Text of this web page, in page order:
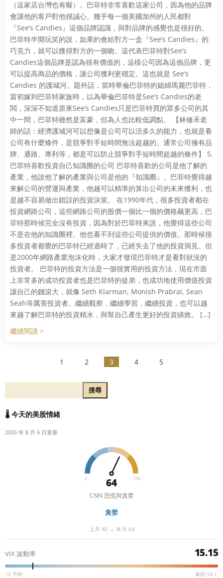
（這家店台灣也有喔）。巴菲特非常喜歡這家公司，因為他的品牌
會讓他的客戶對他很誠心。幾乎每一個美國加州的人民都對
『See’s Candies』這個品牌認識，與對品牌的感覺也是很好的。
巴菲特半開玩笑的說，如果約會給對方一盒『See’s Candies』的
巧克力，就可以獲得對方的一個吻。這代表巴菲特對See’s
Candies這個品牌是認為很有價值的，這樣公司因為這個品牌，更
可以提高商品的價格，讓公司獲利更穩定。這也就是 See’s
Candies 的護城河。題外話，當時華倫巴菲特的媳婦瑪麗巴菲特，
當初嫁到巴菲特家族時，以為華倫巴菲特是See’s Candies的老
闆，深深不知道原來See’s Candies只是巴菲特買的眾多公司的其
中一間，巴菲特雖然是富豪，但為人也比較低調點。 【林修禾老
師的話：經濟護城河可以想像是公司可以活多久的能力，也就是看
公司有什麼條件，是競爭對手短時間無法超越的。通常公司擁有品
牌、通路、專利等，都是可以防止競爭對手短時間超越的條件】 5.
巴菲特喜歡投資自己知識圈的公司 巴菲特喜歡的公司是他了解的
產業，他說他了解的產業與公司是他的『知識圈』。巴菲特覺得越
來解公司的營運與產業，他越可以精準的算出公司的未來獲利，也
是越不容易做出錯誤的投資決策。 在1990年代，很多投資者都在
投資網路公司，這些網路公司的股價一個比一個的價格飆更高，巴
菲特那時候完全沒有投資，因為對於巴菲特來說，他覺得這些公司
不是在他的知識圈裡。他也看不到這些公司提供的價值。那時候很
多投資者都覺的巴菲特已經過時了，已經失去了他的投資洞見。但
是2000年網路產業泡沫化時，大家才發現巴菲特才是看對狀況的
投資者。 巴菲特的投資方法是一個很實用的投資方法，現在市面
上非常多的成功投資者也是巴菲特的徒弟，也成功地使用價值投資
讓自己的錢滾大，就像 Seth Klarman, Monish Prabrai, Sean
Seah等厲害投資者。繼續觀察，繼續學習，繼續投資，也可以越
來越了解巴菲特的投資精水，與幫自己產生更好的投資績效。 […]
繼續閱讀 >
1 2 3 4 5
搜尋
🌡️ 今天的美股情緒
2026 年 8 月 6 日更新
0 100
64
CNN 恐慌與貪婪
貪婪
上月 40 → 本月 64
VIX 波動率 15.15
10 平靜 劇烈 50＋